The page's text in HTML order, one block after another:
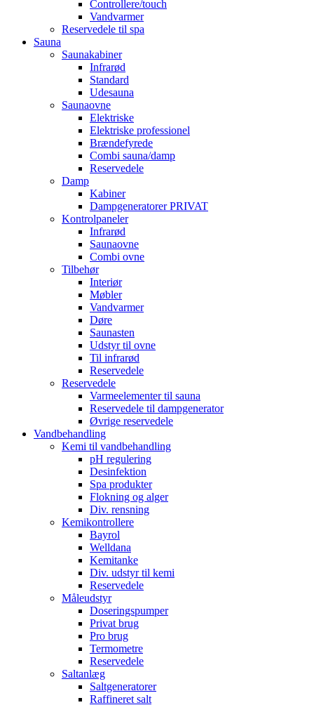
Controllere/touch
Vandvarmer
Reservedele til spa
Sauna
Saunakabiner
Infrarød
Standard
Udesauna
Saunaovne
Elektriske
Elektriske professionel
Brændefyrede
Combi sauna/damp
Reservedele
Damp
Kabiner
Dampgeneratorer PRIVAT
Kontrolpaneler
Infrarød
Saunaovne
Combi ovne
Tilbehør
Interiør
Møbler
Vandvarmer
Døre
Saunasten
Udstyr til ovne
Til infrarød
Reservedele
Reservedele
Varmeelementer til sauna
Reservedele til dampgenerator
Øvrige reservedele
Vandbehandling
Kemi til vandbehandling
pH regulering
Desinfektion
Spa produkter
Flokning og alger
Div. rensning
Kemikontrollere
Bayrol
Welldana
Kemitanke
Div. udstyr til kemi
Reservedele
Måleudstyr
Doseringspumper
Privat brug
Pro brug
Termometre
Reservedele
Saltanlæg
Saltgeneratorer
Raffineret salt